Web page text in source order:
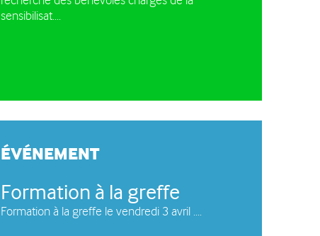
sensibilisat....
ÉVÉNEMENT
Formation à la greffe
Formation à la greffe le vendredi 3 avril ....